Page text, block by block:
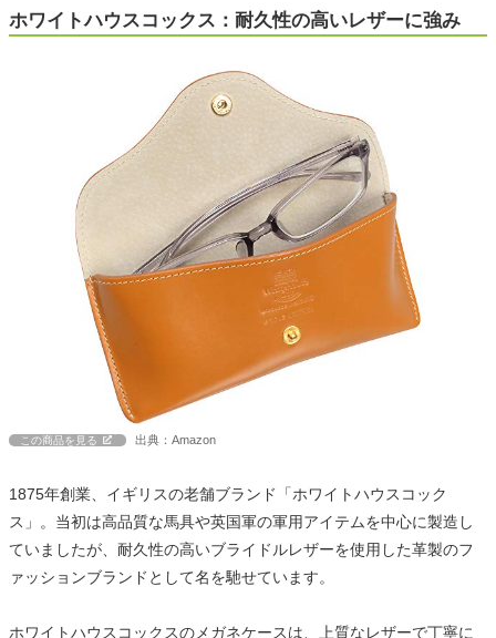
ホワイトハウスコックス：耐久性の高いレザーに強み
この商品を見る 出典：Amazon
1875年創業、イギリスの老舗ブランド「ホワイトハウスコック
ス」。当初は高品質な馬具や英国軍の軍用アイテムを中心に製造し
ていましたが、耐久性の高いブライドルレザーを使用した革製のフ
ァッションブランドとして名を馳せています。
ホワイトハウスコックスのメガネケースは、上質なレザーで丁寧に